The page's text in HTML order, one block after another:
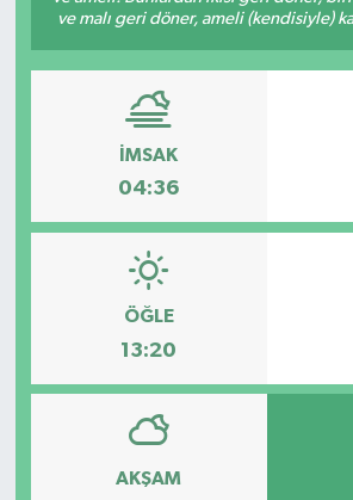
ve malı geri döner, ameli (kendisiyle)
İMSAK
04:36
ÖĞLE
13:20
AKŞAM
Yönetim Kurulu
Yüksek İstişare Kurulu
Sanat